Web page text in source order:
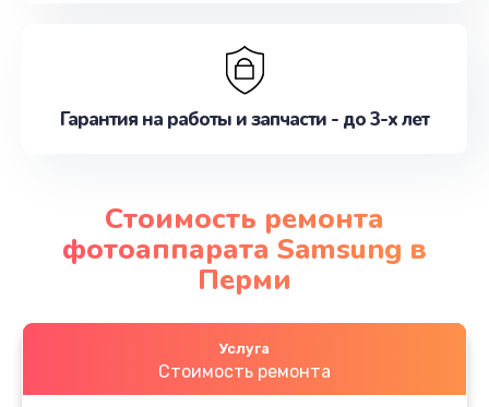
Гарантия на работы и запчасти - до 3-х лет
Стоимость ремонта
фотоаппарата Samsung в
Перми
Услуга
Стоимость ремонта